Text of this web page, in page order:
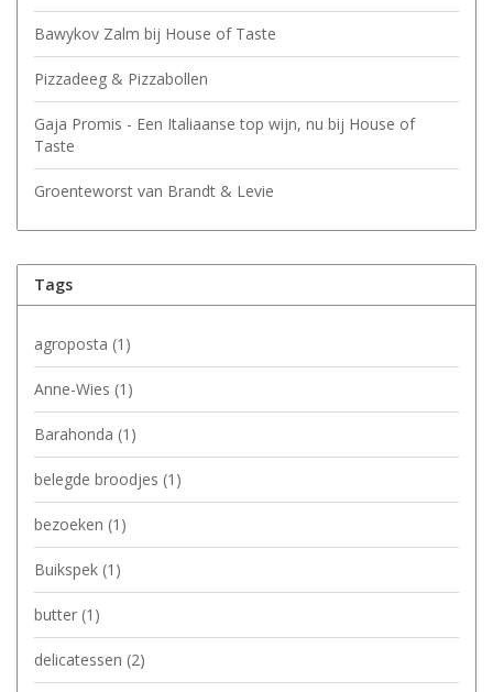
Bawykov Zalm bij House of Taste
Pizzadeeg & Pizzabollen
Gaja Promis - Een Italiaanse top wijn, nu bij House of
Taste
Groenteworst van Brandt & Levie
Tags
agroposta (1)
Anne-Wies (1)
Barahonda (1)
belegde broodjes (1)
bezoeken (1)
Buikspek (1)
butter (1)
delicatessen (2)